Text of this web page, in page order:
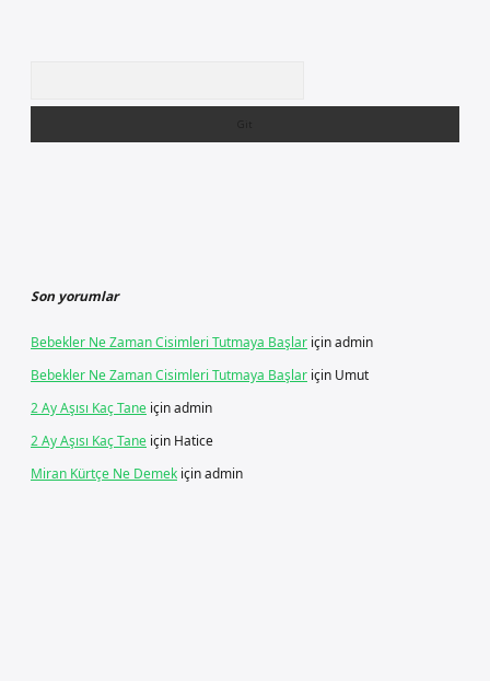
Son yorumlar
Bebekler Ne Zaman Cisimleri Tutmaya Başlar içinadmin
Bebekler Ne Zaman Cisimleri Tutmaya Başlar için Umut
2 Ay Aşısı Kaç Tane içinadmin
2 Ay Aşısı Kaç Tane için Hatice
Miran Kürtçe Ne Demek içinadmin